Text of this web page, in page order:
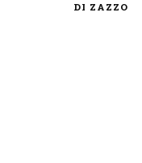
DI ZAZZO